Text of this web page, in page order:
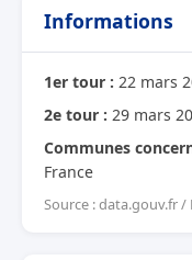
Informations
1er tour : 22 mars
2e tour : 29 mars
Communes
France
Source : data.gouv.fr